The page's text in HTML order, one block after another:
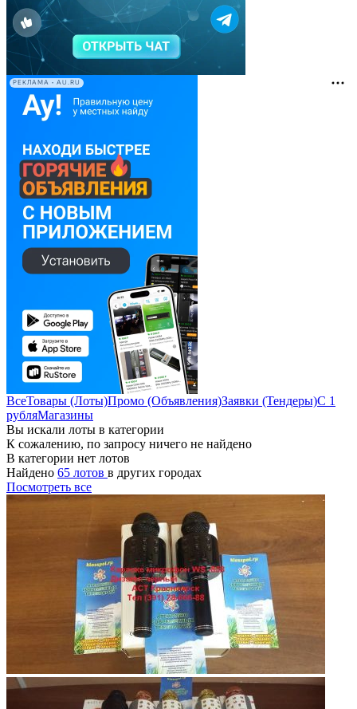
РЕКЛАМА • AU.RU
ВсеТовары (Лоты)Промо (Объявления)Заявки (Тендеры)С 1
рубляМагазины
Вы искали лоты в категории
К сожалению, по запросу ничего не найдено
В категории нет лотов
Найдено 65 лотов в других городах
Посмотреть все